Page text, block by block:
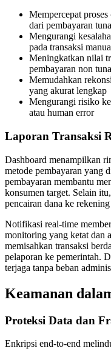
Mempercepat
dari pembayaran
Mengurangi
pada transaksi
Meningkatkan nilai
pembayaran non
Memudahkan
yang akurat lengkap
Mengurangi risiko
atau human error
Laporan Transaksi
Dashboard menampilkan
metode pembayaran yang
pembayaran membantu
konsumen target. Selain
pencairan dana ke
Notifikasi real-time
monitoring yang ketat dan
memisahkan transaksi
pelaporan ke pemerintah.
terjaga tanpa beban
Keamanan
Proteksi Data dan
Enkripsi end-to-end